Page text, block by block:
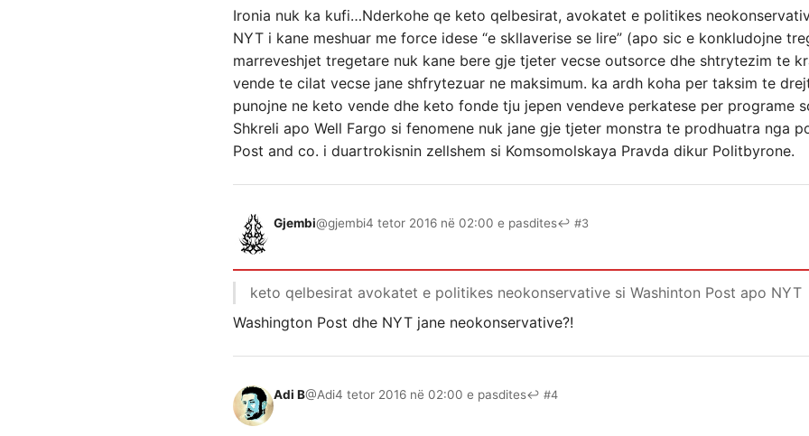
Ironia nuk ka kufi…Nderkohe qe keto qelbesirat, avokatet e politikes
NYT i kane meshuar me force idese “e skllaverise se lire” (apo sic e konkludojne
marreveshjet tregetare nuk kane bere gje tjeter vecse outsorce dhe shtrytezim te
vende te cilat vecse jane shfrytezuar ne maksimum. ka ardh koha per taksim te
punojne ne keto vende dhe keto fonde tju jepen vendeve perkatese per programe
Shkreli apo Well Fargo si fenomene nuk jane gje tjeter monstra te prodhuatra nga
Post and co. i duartrokisnin zellshem si Komsomolskaya Pravda dikur Politbyrone.
Gjembi@gjembi4 tetor 2016 në 02:00 e pasdites↩ #3
keto qelbesirat avokatet e politikes neokonservative si Washinton Post apo NYT
Washington Post dhe NYT jane neokonservative?!
Adi B@Adi4 tetor 2016 në 02:00 e pasdites↩ #4